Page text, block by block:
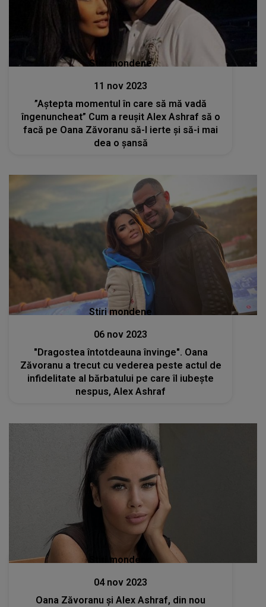
Stiri mondene
11 nov 2023
”Aștepta momentul în care să mă vadă
îngenuncheat” Cum a reușit Alex Ashraf să o
facă pe Oana Zăvoranu să-l ierte și să-i mai
dea o șansă
Stiri mondene
06 nov 2023
"Dragostea întotdeauna învinge". Oana
Zăvoranu a trecut cu vederea peste actul de
infidelitate al bărbatului pe care îl iubește
nespus, Alex Ashraf
Stiri mondene
04 nov 2023
Oana Zăvoranu și Alex Ashraf, din nou